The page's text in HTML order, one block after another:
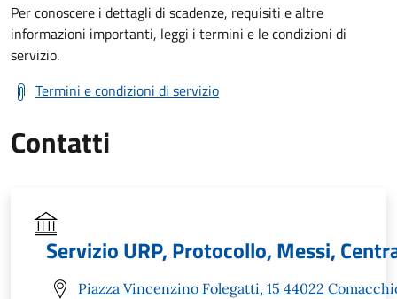
Per conoscere i dettagli di scadenze, requisiti e altre
informazioni importanti, leggi i termini e le condizioni di
servizio.
Termini e condizioni di servizio
Contatti
Servizio URP, Protocollo, Messi,
Piazza Vincenzino Folegatti, 15 44022